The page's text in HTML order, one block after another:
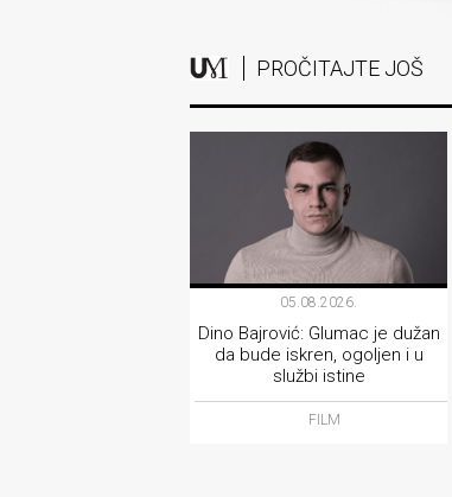
PROČITAJTE JOŠ
05.08.2026.
Dino Bajrović: Glumac je dužan
da bude iskren, ogoljen i u
službi istine
FILM